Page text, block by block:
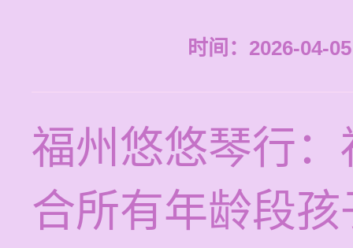
时间：2026-04-
福州悠悠琴行
合所有年龄段